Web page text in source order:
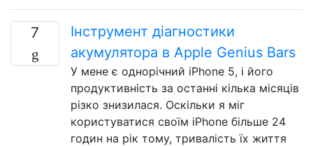
7
Інструмент діагностики
акумулятора в Apple Genius Bars
У мене є однорічний iPhone 5, і його
продуктивність за останні кілька місяців
різко знизилася. Оскільки я міг
користуватися своїм iPhone більше 24
годин на рік тому, тривалість їх життя